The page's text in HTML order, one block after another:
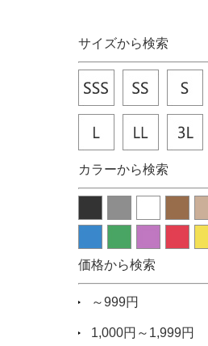
サイズから検索
カラーから検索
価格から検索
～999円
1,000円～1,999円